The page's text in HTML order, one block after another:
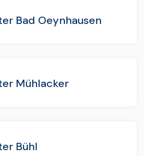
Bad Oeynhausen
Mühlacker
Bühl